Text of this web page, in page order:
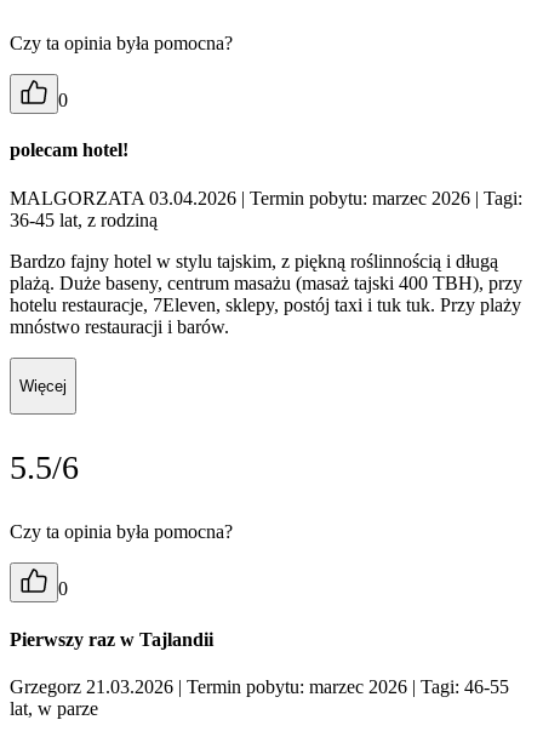
Czy ta opinia była pomocna?
0
polecam hotel!
MALGORZATA 03.04.2026 | Termin pobytu: marzec 2026 | Tagi:
36-45 lat, z rodziną
Bardzo fajny hotel w stylu tajskim, z piękną roślinnością i długą
plażą. Duże baseny, centrum masażu (masaż tajski 400 TBH), przy
hotelu restauracje, 7Eleven, sklepy, postój taxi i tuk tuk. Przy plaży
mnóstwo restauracji i barów.
Więcej
5.5/6
Czy ta opinia była pomocna?
0
Pierwszy raz w Tajlandii
Grzegorz 21.03.2026 | Termin pobytu: marzec 2026 | Tagi: 46-55
lat, w parze